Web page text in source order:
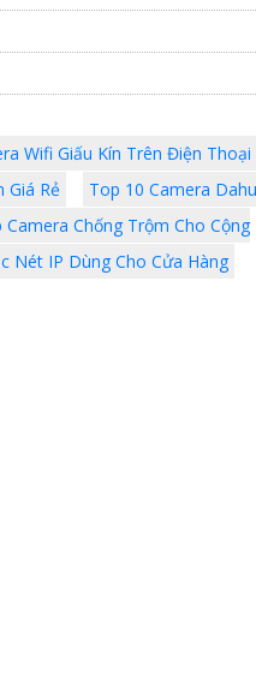
Wifi Giấu Kín Trên Điện Thoại
Giá Rẻ
Top 10 Camera
Camera Chống Trộm Cho Cộng
Nét IP Dùng Cho Cửa Hàng